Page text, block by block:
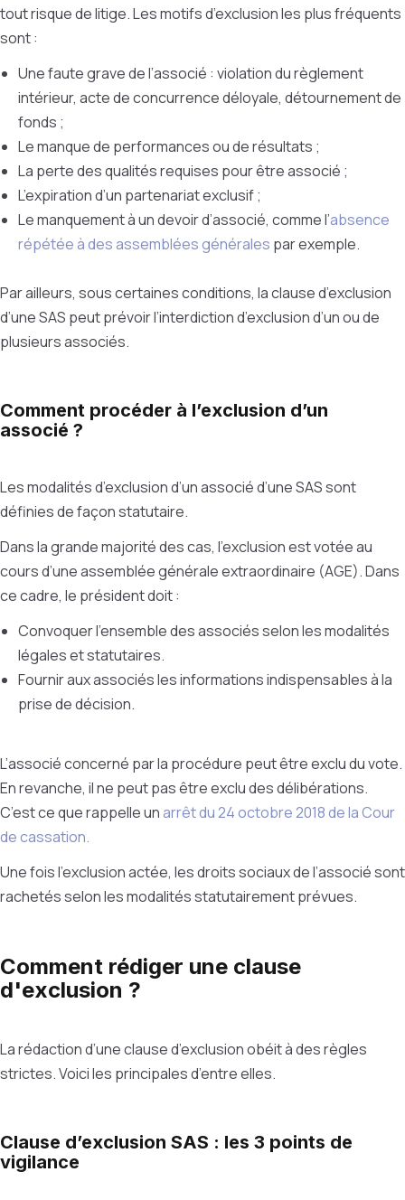
tout risque de litige. Les motifs d’exclusion les plus fréquents
sont :
Une faute grave de l’associé : violation du règlement
intérieur, acte de concurrence déloyale, détournement de
fonds ;
Le manque de performances ou de résultats ;
La perte des qualités requises pour être associé ;
L’expiration d’un partenariat exclusif ;
Le manquement à un devoir d’associé, comme l’absence
répétée à des assemblées générales par exemple.
Par ailleurs, sous certaines conditions, la clause d’exclusion
d’une SAS peut prévoir l’interdiction d’exclusion d’un ou de
plusieurs associés.
Comment procéder à l’exclusion d’un
associé ?
Les modalités d’exclusion d’un associé d’une SAS sont
définies de façon statutaire.
Dans la grande majorité des cas, l’exclusion est votée au
cours d’une assemblée générale extraordinaire (AGE). Dans
ce cadre, le président doit :
Convoquer l’ensemble des associés selon les modalités
légales et statutaires.
Fournir aux associés les informations indispensables à la
prise de décision.
L’associé concerné par la procédure peut être exclu du vote.
En revanche, il ne peut pas être exclu des délibérations.
C’est ce que rappelle unarrêt du 24 octobre 2018 de la Cour
de cassation.
Une fois l’exclusion actée, les droits sociaux de l’associé sont
rachetés selon les modalités statutairement prévues.
Comment rédiger une clause
d'exclusion ?
La rédaction d’une clause d’exclusion obéit à des règles
strictes. Voici les principales d’entre elles.
Clause d’exclusion SAS : les 3 points de
vigilance